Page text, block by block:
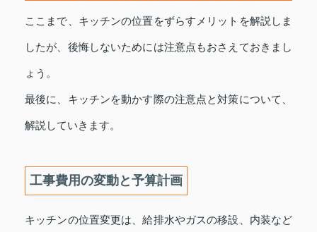
ここまで、キッチンの位置をずらすメリットを解説しま
したが、後悔しないためには注意点もおさえておきまし
ょう。
最後に、キッチンを動かす際の注意点と対策について、
解説していきます。
工事費用の変動と予算計画
キッチンの位置変更は、給排水やガスの移設、内装など